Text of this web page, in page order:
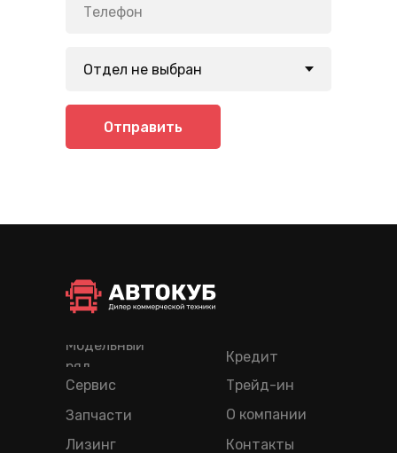
Отправить
Лизинг
Кредит
Трейд-ин
Модельный
ряд
Сервис
Запчасти
О компании
Контакты